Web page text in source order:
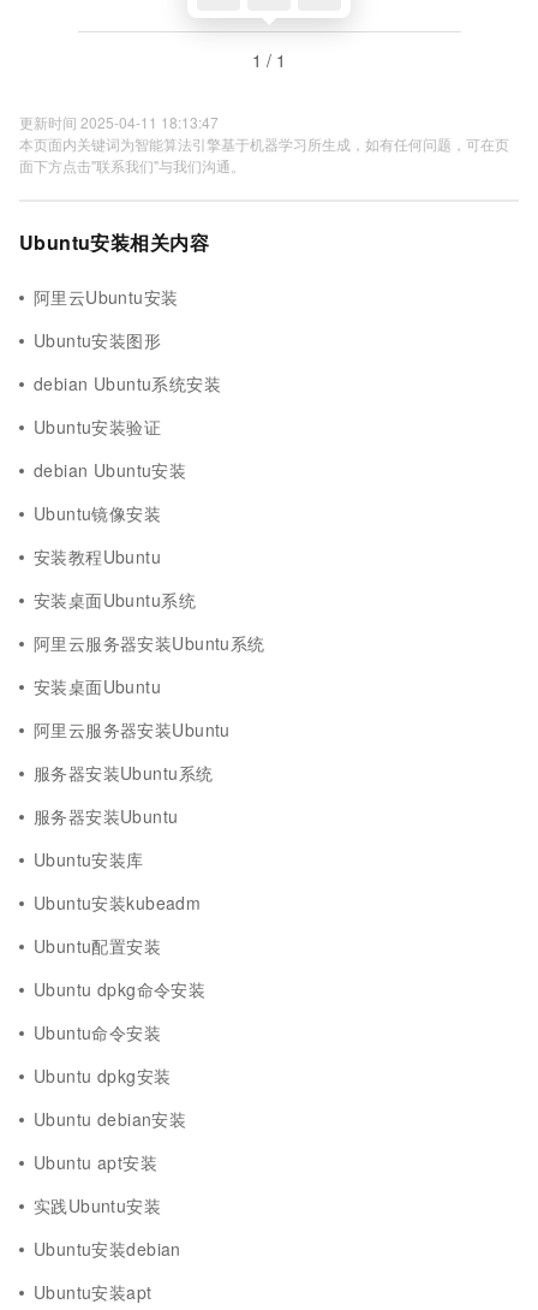
1 / 1
更新时间 2025-04-11 18:13:47
本页面内关键词为智能算法引擎基于机器学习所生成，如有任何问题，可在页
面下方点击"联系我们"与我们沟通。
Ubuntu安装相关内容
阿里云Ubuntu安装
Ubuntu安装图形
debian Ubuntu系统安装
Ubuntu安装验证
debian Ubuntu安装
Ubuntu镜像安装
安装教程Ubuntu
安装桌面Ubuntu系统
阿里云服务器安装Ubuntu系统
安装桌面Ubuntu
阿里云服务器安装Ubuntu
服务器安装Ubuntu系统
服务器安装Ubuntu
Ubuntu安装库
Ubuntu安装kubeadm
Ubuntu配置安装
Ubuntu dpkg命令安装
Ubuntu命令安装
Ubuntu dpkg安装
Ubuntu debian安装
Ubuntu apt安装
实践Ubuntu安装
Ubuntu安装debian
Ubuntu安装apt